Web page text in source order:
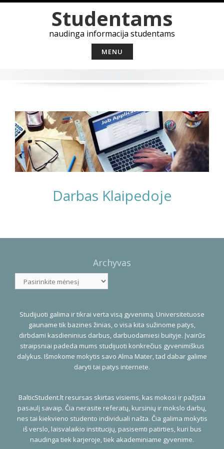
to
content
Studentams
naudinga informacija studentams
MENU
Darbas Klaipedoje
Navigation
Archyvas
Studijuoti galima ir tikrai verta visą gyvenimą. Universitetuose
gauname tik bazines žinias, o visa kita sužinome patys,
dirbdami kasdieninius darbus, darbuodamiesi buityje. Įvairūs
straipsniai padeda mums studijuoti konkrečius gyvenimiškus
dalykus. Išmokome mokytis savo Alma Mater, tad dabar galime
daryti tai patys internete.
BalticStudent.lt resursas skirtas visiems, kas mokosi ir pažįsta
pasaulį savaip. Čia nerasite referatų, kursinių ir mokslo darbų,
nes tai kiekvieno studento individuali našta. Čia galima mokytis
iš verslo, laisvalaikio institucijų, pasisemti patirties, kuri bus
naudinga tiek karjeroje, tiek akademiniame gyvenime.